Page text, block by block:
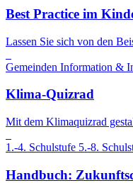
Best Practice im
Lassen Sie sich von den
Gemeinden Information &
Klima-Quizrad
Mit dem Klimaquizrad
1.-4. Schulstufe 5.-8.
Handbuch: